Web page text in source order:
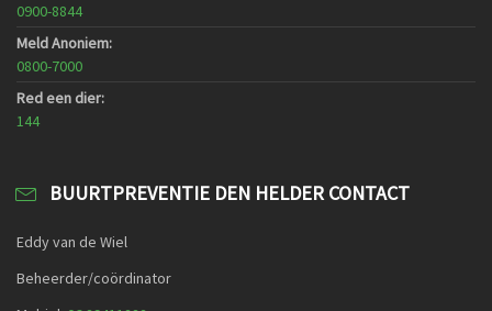
0900-8844
Meld Anoniem:
0800-7000
Red een dier:
144
BUURTPREVENTIE DEN HELDER CONTACT
Eddy van de Wiel
Beheerder/coördinator